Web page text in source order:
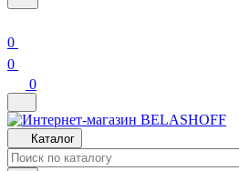
0
0
0
Каталог